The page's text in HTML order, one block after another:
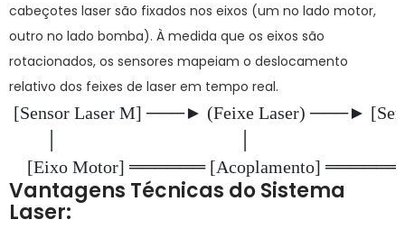
cabeçotes laser são fixados nos eixos (um no lado motor,
outro no lado bomba). À medida que os eixos são
rotacionados, os sensores mapeiam o deslocamento
relativo dos feixes de laser em tempo real.
[Sensor Laser M] ───► (Feixe Laser) ───►
Vantagens Técnicas do Sistema
Laser: